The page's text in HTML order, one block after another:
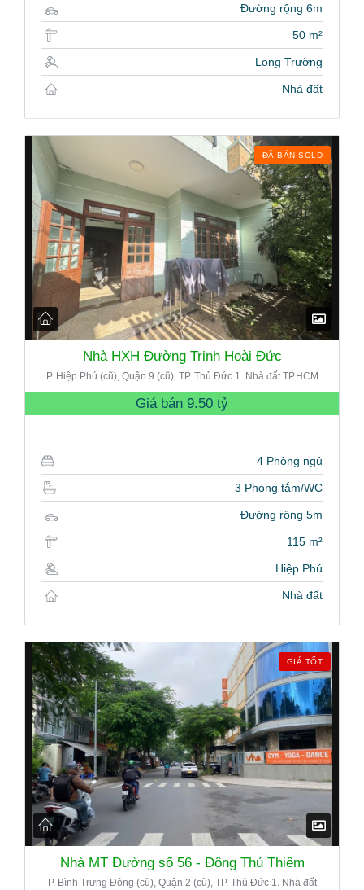
Đường rộng 6m
50 m²
Long Trường
Nhà đất
ĐÃ BÁN SOLD
Nhà HXH Đường Trịnh Hoài Đức
P. Hiệp Phú (cũ), Quận 9 (cũ), TP. Thủ Đức 1. Nhà đất TP.HCM
Giá bán 9.50 tỷ
4 Phòng ngủ
3 Phòng tắm/WC
Đường rộng 5m
115 m²
Hiệp Phú
Nhà đất
GIÁ TỐT
Nhà MT Đường số 56 - Đông Thủ Thiêm
P. Bình Trưng Đông (cũ), Quận 2 (cũ), TP. Thủ Đức 1. Nhà đất